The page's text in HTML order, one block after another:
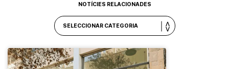
NOTÍCIES RELACIONADES